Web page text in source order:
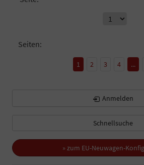
Seiten:
1 2 3 4 ...
Anmelden
Schnellsuche
» zum EU-Neuwagen-